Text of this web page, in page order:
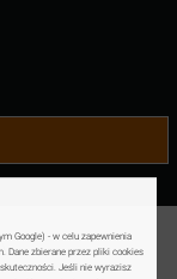
Google) - w celu zapewnienia
Dane zbierane przez pliki cookies
Jeśli nie wyrazisz